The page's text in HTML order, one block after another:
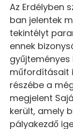
Az Erdélyben
ban jelentek
tekintélyt
ennek
műfordításait
részébe a
megjelent
került, amely
pályakezdő